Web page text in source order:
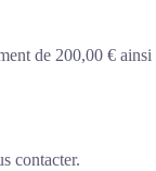
de 200,00 €
contacter.